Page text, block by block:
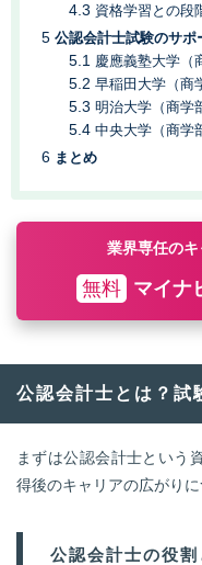
資格学習との段
公認会計士試験のサ
慶應義塾大学（
早稲田大学（商
明治大学（商学
中央大学（商学
まとめ
業界専任の
無料 マイナ
公認会計士とは？試
まずは公認会計士という
得後のキャリアの広がりに
公認会計士の役